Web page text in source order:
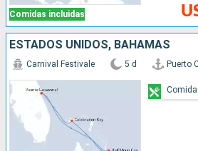
Comidas incluidas
ESTADOS UNIDOS, BAHAMAS
Carnival Festivale 5 d Puerto